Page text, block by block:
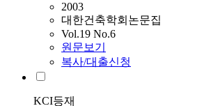
2003
대한건축학회논문집
Vol.19 No.6
원문보기
복사/대출신청
KCI등재